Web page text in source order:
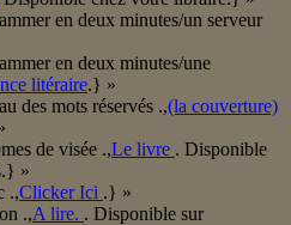
en deux minutes/un serveur
en deux minutes/une
litéraire.} »
des mots réservés .,(la couverture)
de visée .,Le livre . Disponible
»
.,Clicker Ici .} »
.,A lire. . Disponible sur